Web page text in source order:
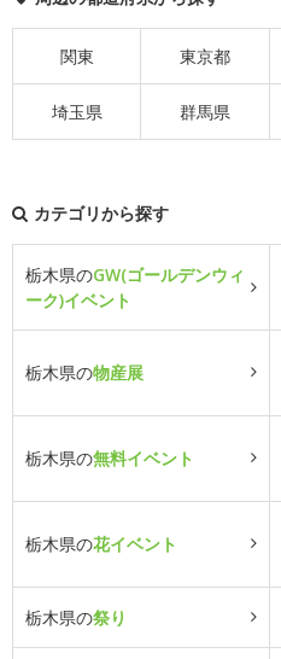
関東 東京都
埼玉県 群馬県
カテゴリから探す
栃木県のGW(ゴールデンウィ
ーク)イベント
栃木県の物産展
栃木県の無料イベント
栃木県の花イベント
栃木県の祭り